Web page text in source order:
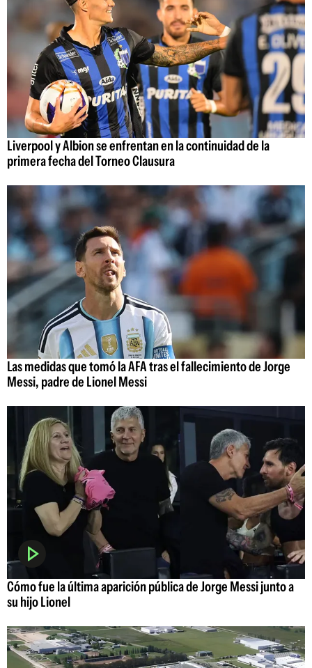
Liverpool y Albion se enfrentan en la continuidad de la
primera fecha del Torneo Clausura
Las medidas que tomó la AFA tras el fallecimiento de Jorge
Messi, padre de Lionel Messi
Cómo fue la última aparición pública de Jorge Messi junto a
su hijo Lionel